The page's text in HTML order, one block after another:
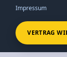
Impressum
VERTRAG